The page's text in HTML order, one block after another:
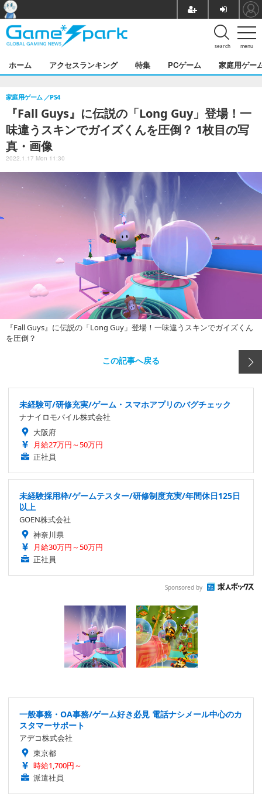
menu
search
ホーム アクセスランキング 特集 PCゲーム 家庭用ゲー
『Fall Guys』に伝説の「Long Guy」登場！一
味違うスキンでガイズくんを圧倒？ 1枚目の写
真・画像
家庭用ゲーム PS4
2022.1.17 Mon 11:30
『Fall Guys』に伝説の「Long Guy」登場！一味違うスキンでガイズくん
を圧倒？
この記事へ戻る
未経験可/研修充実/ゲーム・スマホアプリのバグチェック
ナナイロモバイル株式会社
大阪府
月給27万円～50万円
正社員
未経験採用枠/ゲームテスター/研修制度充実/年間休日125日
以上
GOEN株式会社
神奈川県
月給30万円～50万円
正社員
Sponsored by
一般事務・OA事務/ゲーム好き必見 電話ナシメール中心のカ
スタマーサポート
アデコ株式会社
東京都
時給1,700円～
派遣社員